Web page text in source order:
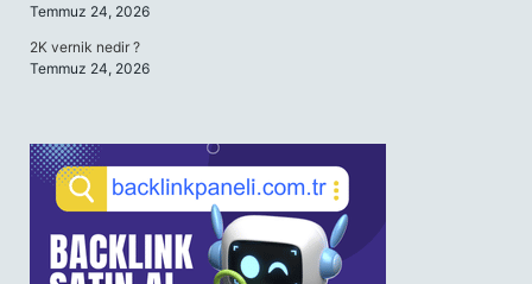
Temmuz 24, 2026
2K vernik nedir ?
Temmuz 24, 2026